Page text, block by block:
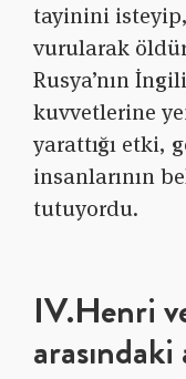
tayinini isteyip,
vurularak
Rusya’nın
kuvvetlerine
yarattığı etki,
insanlarının
tutuyordu.
IV.Henri
arasındaki